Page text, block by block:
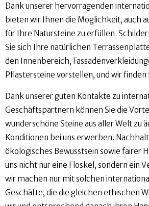
Dank unserer hervorragenden
bieten wir Ihnen die Möglichkeit, auch
für Ihre Natursteine zu erfüllen.
Sie sich Ihre natürlichen
den Innenbereich,
Pflastersteine vorstellen, und wir finden
Dank unserer guten Kontakte zu
Geschäftspartnern können Sie die
wunderschöne Steine aus aller Welt zu
Konditionen bei uns erwerben.
ökologisches Bewusstsein sowie fairer
uns nicht nur eine Floskel, sondern ein
wir machen nur mit solchen
Geschäfte, die die gleichen ethischen